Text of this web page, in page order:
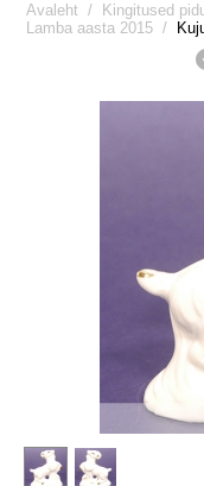
Avaleht / Kingitused
Lamba aasta 2015 /